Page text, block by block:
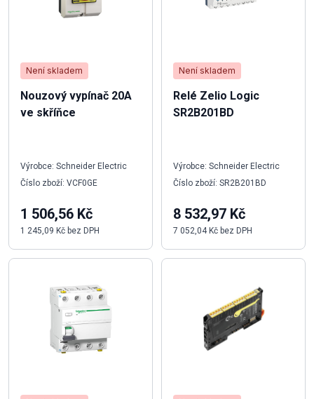
Není skladem
Nouzový vypínač 20A
ve skříňce
Výrobce: Schneider Electric
Číslo zboží: VCF0GE
1 506,56 Kč
1 245,09 Kč bez DPH
Není skladem
Relé Zelio Logic
SR2B201BD
Výrobce: Schneider Electric
Číslo zboží: SR2B201BD
8 532,97 Kč
7 052,04 Kč bez DPH